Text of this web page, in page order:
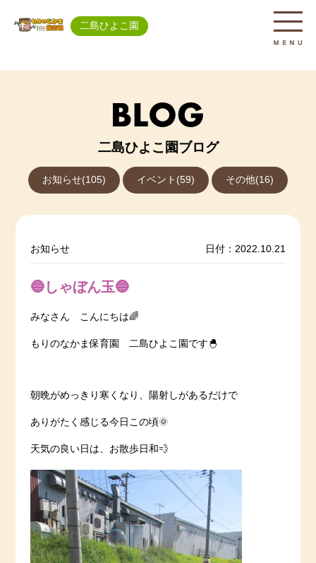
二島ひよこ園
二島ひよこ園ブログ
お知らせ(105) イベント(59) その他(16)
お知らせ 日付：2022.10.21
🔵しゃぼん玉🔵
みなさん こんにちは🌈
もりのなかま保育園 二島ひよこ園です🐣
朝晩がめっきり寒くなり、陽射しがあるだけで
ありがたく感じる今日この頃🌞
天気の良い日は、お散歩日和💨